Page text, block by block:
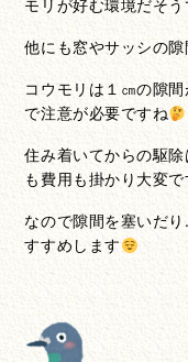
モリが好む環境だそう
他にも窓やサッシの
コウモリは１㎝の隙
で注意が必要ですね
住み着いてからの駆
も費用も掛かり大変で
なので隙間を塞いだ
すすめします